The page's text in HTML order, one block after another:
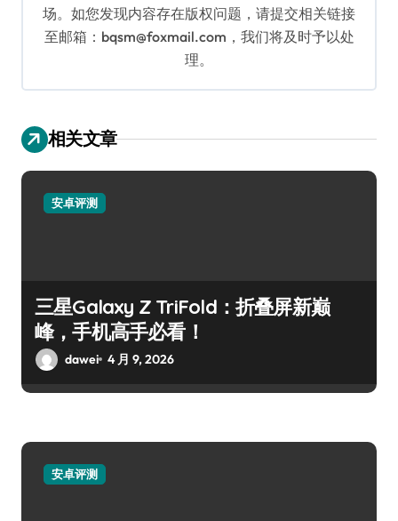
场。如您发现内容存在版权问题，请提交相关链接
至邮箱：bqsm@foxmail.com，我们将及时予以处
理。
相关文章
安卓评测
三星Galaxy Z TriFold：折叠屏新巅
峰，手机高手必看！
dawei 4 月 9, 2026
安卓评测